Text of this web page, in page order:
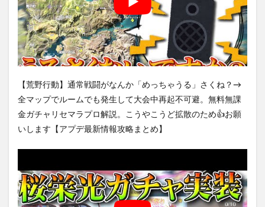
【荒野行動】通常戦闘がなんか「めっちゃうる」さくね？→
全マップでルームでも発生して大会中再起不可避。無料無課
金ガチャリセマラプロ解説。こうやこうど拡散のため👍お願
いします【アプデ最新情報攻略まとめ】